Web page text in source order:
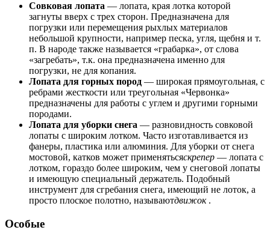
Совковая лопата — лопата, края лотка которой
загнуты вверх с трех сторон. Предназначена для
погрузки или перемещения рыхлых материалов
небольшой крупности, например песка, угля, щебня и т.
п. В народе также называется «грабарка», от слова
«загребать», т.к. она предназначена именно для
погрузки, не для копания.
Лопата для горных пород — широкая прямоугольная, с
ребрами жесткости или треугольная «Червонка»
предназначены для работы с углем и другими горными
породами.
Лопата для уборки снега — разновидность совковой
лопаты с широким лотком. Часто изготавливается из
фанеры, пластика или алюминия. Для уборки от снега
мостовой, катков может применятьсяскрепер — лопата с
лотком, гораздо более широким, чем у снеговой лопаты
и имеющую специальный держатель. Подобный
инструмент для сгребания снега, имеющий не лоток, а
просто плоское полотно, называютдвижок.
Особые